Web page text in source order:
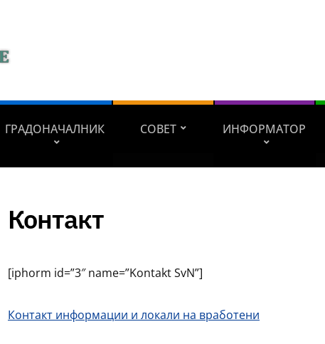
ГРАДОНАЧАЛНИК СОВЕТ ИНФОРМАТОР
Контакт
[iphorm id=”3″ name=”Kontakt SvN”]
Контакт информации и локали на вработени